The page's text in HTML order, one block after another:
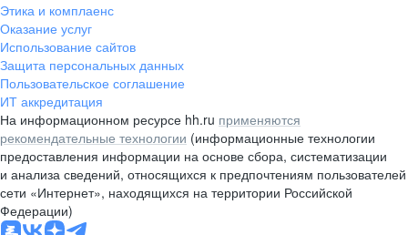
Этика и комплаенс
Оказание услуг
Использование сайтов
Защита персональных данных
Пользовательское соглашение
ИТ аккредитация
На информационном ресурсе hh.ru применяются
рекомендательные технологии (информационные технологии
предоставления информации на основе сбора, систематизации
и анализа сведений, относящихся к предпочтениям пользователей
сети «Интернет», находящихся на территории Российской
Федерации)